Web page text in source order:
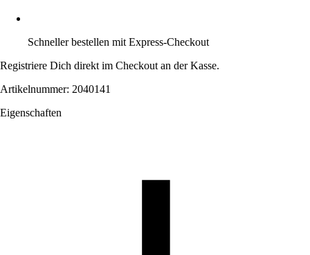
Schneller bestellen mit Express-Checkout
Registriere Dich direkt im Checkout an der Kasse.
Artikelnummer: 2040141
Eigenschaften